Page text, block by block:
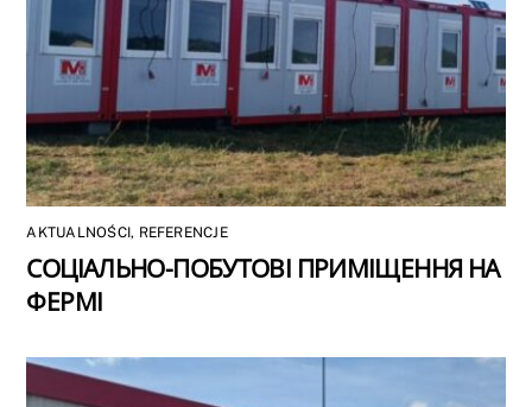
AKTUALNOŚCI, REFERENCJE
СОЦІАЛЬНО-ПОБУТОВІ ПРИМІЩЕННЯ НА
ФЕРМІ